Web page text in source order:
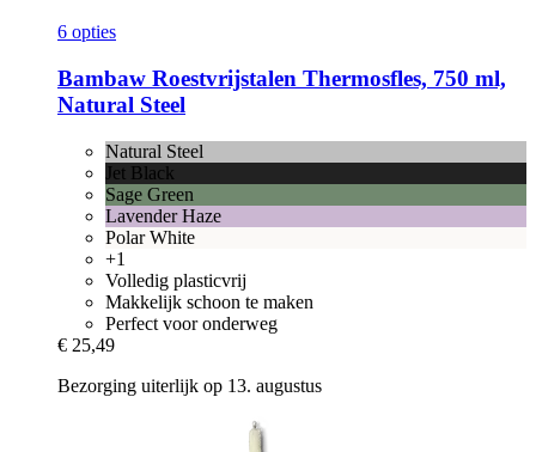
6 opties
Bambaw Roestvrijstalen Thermosfles, 750 ml,
Natural Steel
Natural Steel
Jet Black
Sage Green
Lavender Haze
Polar White
+1
Volledig plasticvrij
Makkelijk schoon te maken
Perfect voor onderweg
€ 25,49
Bezorging uiterlijk op 13. augustus